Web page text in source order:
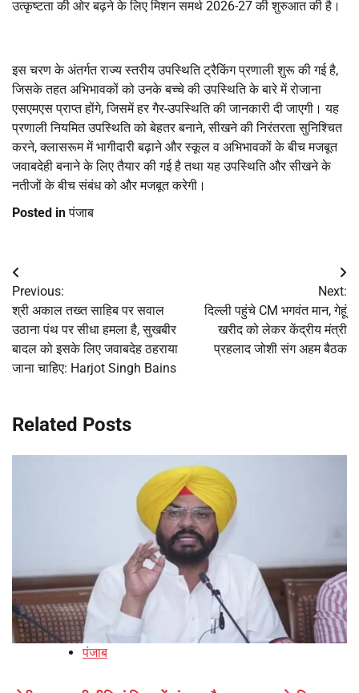
उत्कृष्टता की ओर बढ़ने के लिए मिशन समर्थ 2026-27 की शुरुआत की है।
इस चरण के अंतर्गत राज्य स्तरीय उपस्थिति ट्रैकिंग प्रणाली शुरू की गई है,
जिसके तहत अभिभावकों को उनके बच्चे की उपस्थिति के बारे में रोजाना
एसएमएस प्राप्त होंगे, जिसमें हर गैर-उपस्थिति की जानकारी दी जाएगी। यह
प्रणाली नियमित उपस्थिति को बेहतर बनाने, सीखने की निरंतरता सुनिश्चित
करने, क्लासरूम में भागीदारी बढ़ाने और स्कूल व अभिभावकों के बीच मजबूत
जवाबदेही बनाने के लिए तैयार की गई है तथा यह उपस्थिति और सीखने के
नतीजों के बीच संबंध को और मजबूत करेगी।
Posted inपंजाब
Post
navigation
Previous:
श्री अकाल तख्त साहिब पर सवाल
उठाना पंथ पर सीधा हमला है, सुखबीर
बादल को इसके लिए जवाबदेह ठहराया
जाना चाहिए: Harjot Singh Bains
Next:
दिल्ली पहुंचे CM भगवंत मान, गेहूं
खरीद को लेकर केंद्रीय मंत्री
प्रहलाद जोशी संग अहम बैठक
Related Posts
पंजाब